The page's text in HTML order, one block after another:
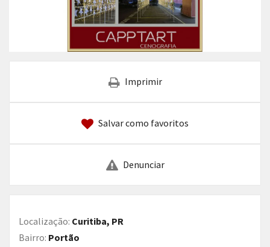
Imprimir
Salvar como favoritos
Denunciar
Localização: Curitiba, PR
Bairro: Portão